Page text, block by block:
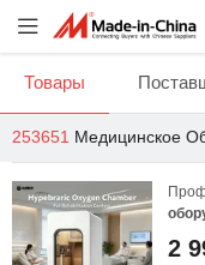
Товары
253651 Медицинское
2